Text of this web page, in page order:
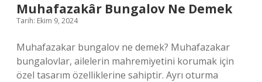
Muhafazakâr Bungalov Ne Demek
Tarih: Ekim 9, 2024
Muhafazakar bungalov ne demek? Muhafazakar
bungalovlar, ailelerin mahremiyetini korumak için
özel tasarım özelliklerine sahiptir. Ayrı oturma